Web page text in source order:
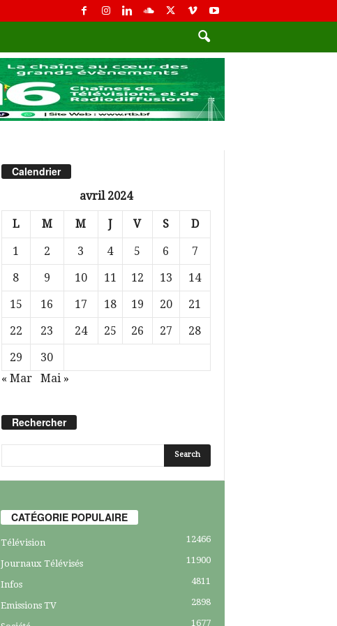
Calendrier
avril 2024
L M M J V S D
1 2 3 4 5 6
7
8
9 10 11 12 13
14
15
16 17 18 19 20
21
22
23 24 25 26 27
28
29
30
« Mar
Mai »
Rechercher
CATÉGORIE POPULAIRE
Télévision 12466
Journaux Télévisés 11900
Infos 4811
Emissions TV 2898
1677